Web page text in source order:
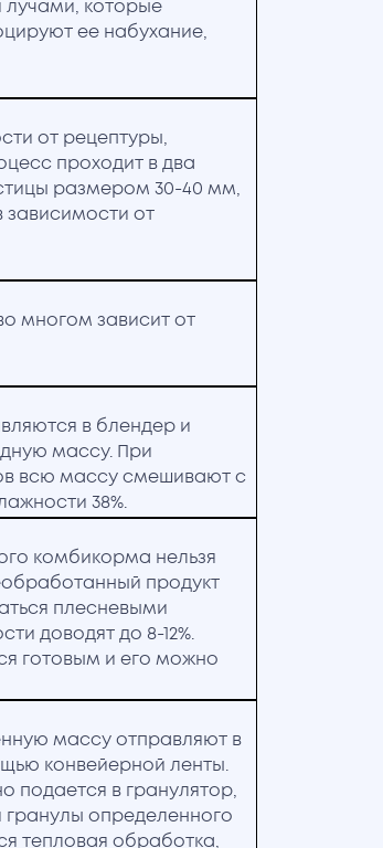
которые
ее набухание,
от рецептуры,
проходит в два
размером 30-40 мм,
зависимости от
многом зависит от
в блендер и
массу. При
всю массу смешивают с
38%.
комбикорма нельзя
продукт
плесневыми
доводят до 8-12%.
готовым и его можно
массу отправляют в
конвейерной ленты.
подается в гранулятор,
определенного
тепловая обработка,